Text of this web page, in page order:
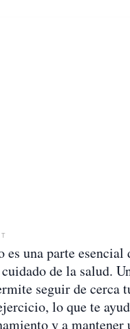
una parte esencial
de la salud.
seguir de cerca
lo que te
y a mantener